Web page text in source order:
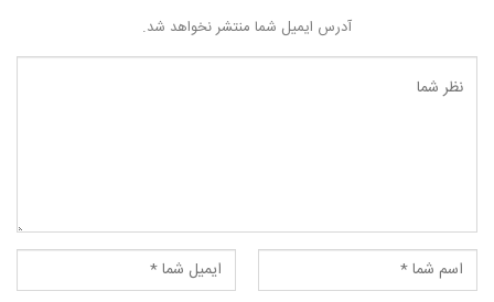
آدرس ایمیل شما منتشر نخواهد شد.